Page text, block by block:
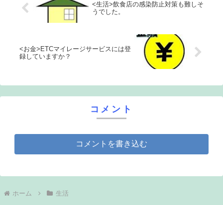
<生活>飲食店の感染防止対策も難しそ
うでした。
<お金>ETCマイレージサービスには登
録していますか？
コメント
コメントを書き込む
ホーム 生活